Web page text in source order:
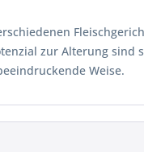
zur Alterung sind
Weise.